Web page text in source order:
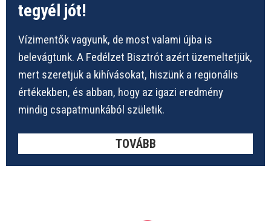
tegyél jót!
Vízimentők vagyunk, de most valami újba is
belevágtunk. A Fedélzet Bisztrót azért üzemeltetjük,
mert szeretjük a kihívásokat, hiszünk a regionális
értékekben, és abban, hogy az igazi eredmény
mindig csapatmunkából születik.
TOVÁBB